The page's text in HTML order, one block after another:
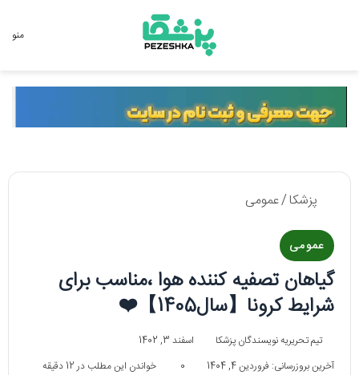
منو
پزشکا/عمومی
عمومی
گیاهان تصفیه کننده هوا ،مناسب برای
شرایط کرونا【سال1405】❤️
تیم تحریریه نویسندگان پزشکا
اسفند 3, 1402
آخرین بروزرسانی: فروردین 4, 1404
0 خواندن این مطلب در 12 دقیقه